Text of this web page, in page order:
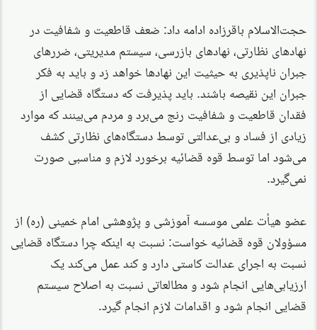
حجت‌الاسلام باقرزاده ادامه داد: ضعف قاطعیت و شفافیت در
نهادهای نظارتی، نهادهای بازرسی، سیستم مدیریتی، ضررهای
جبران ناپذیری به حیثیت این نهادها خواهد زد و باید به فکر
جبران این نقیصه باشند. باید پذیرفت که دستگاه قضایی از
فقدان قاطعیت و شفافیت رنج می‌برد و مردم می‌بینند که موارد
زیادی از فساد و بی‌عدالتی توسط دستگاه‌های نظارتی کشف
می‌شود اما توسط قوه قضائیه برخورد لازم و مناسبی صورت
نمی‌گیرد.
عضو هیأت علمی موسسه آموزشی و پژوهشی امام خمینی (ره) از
مسؤولان قوه قضائیه خواست: نسبت به اینکه چرا دستگاه قضایی
نسبت به اجرای عدالت کاستی دارد و کند عمل می‌کند یک
ارزیابی‌هایی انجام شود و مطالعاتی نسبت به اصلاح سیستم
قضایی انجام شود و اقدامات لازم انجام گیرد.